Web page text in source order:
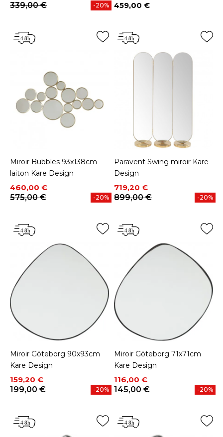
339,00 €
-20% Prix
459,00 €
Miroir Bubbles 93x138cm
laiton Kare Design
Prix
460,00 €
Prix de base
575,00 €
-20%
Paravent Swing miroir Kare
Design
Prix
719,20 €
Prix de base
899,00 €
-20%
Miroir Göteborg 90x93cm
Kare Design
Prix
159,20 €
Prix de base
199,00 €
-20%
Miroir Göteborg 71x71cm
Kare Design
Prix
116,00 €
Prix de base
145,00 €
-20%